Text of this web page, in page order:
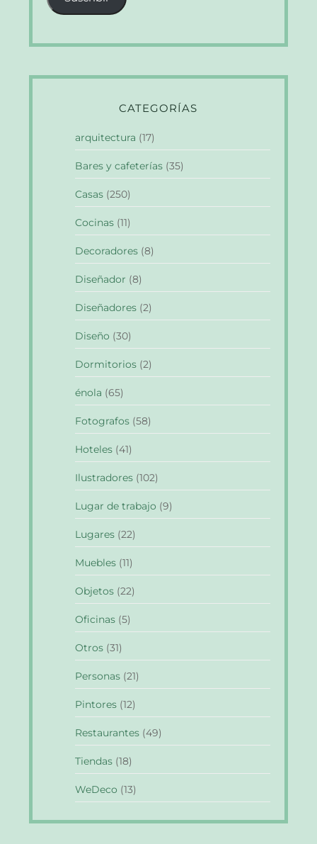
CATEGORÍAS
arquitectura (17)
Bares y cafeterías (35)
Casas (250)
Cocinas (11)
Decoradores (8)
Diseñador (8)
Diseñadores (2)
Diseño (30)
Dormitorios (2)
énola (65)
Fotografos (58)
Hoteles (41)
Ilustradores (102)
Lugar de trabajo (9)
Lugares (22)
Muebles (11)
Objetos (22)
Oficinas (5)
Otros (31)
Personas (21)
Pintores (12)
Restaurantes (49)
Tiendas (18)
WeDeco (13)